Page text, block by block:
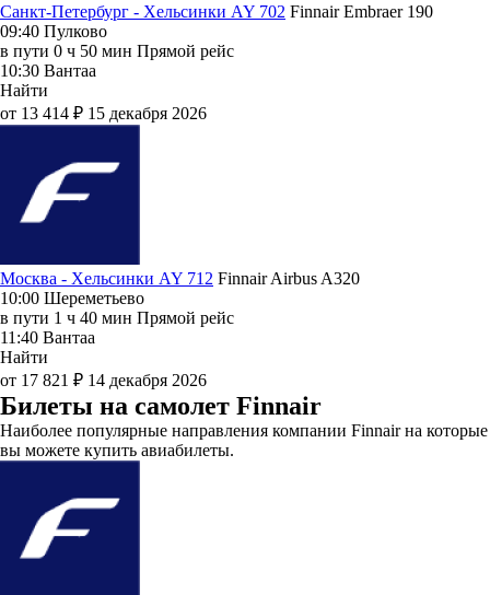
Санкт-Петербург - Хельсинки AY 702 FinnairEmbraer 190
09:40 Пулково
в пути 0 ч 50 мин Прямой рейс
10:30 Вантаа
Найти
от 13 414 ₽ 15 декабря 2026
Москва - Хельсинки AY 712 FinnairAirbus A320
10:00 Шереметьево
в пути 1 ч 40 мин Прямой рейс
11:40 Вантаа
Найти
от 17 821 ₽ 14 декабря 2026
Билеты на самолет Finnair
Наиболее популярные направления компании Finnair на которые
вы можете купить авиабилеты.